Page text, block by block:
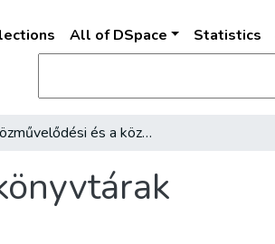
All of DSpace Statistics
A közművelődési és a középiskolai könyvtárak együttműködése a fővárosban